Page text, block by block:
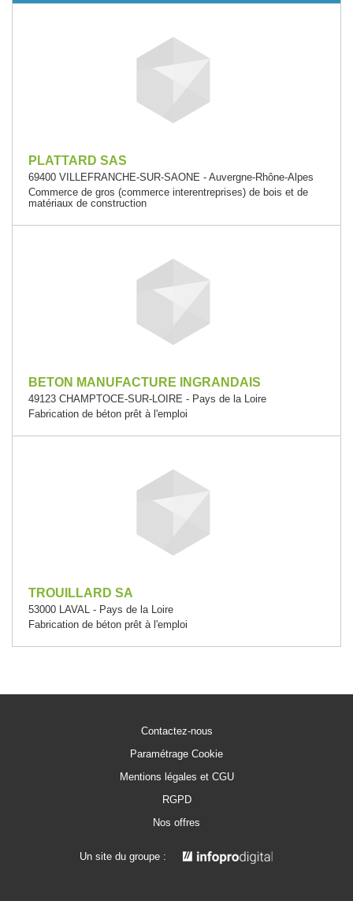
PLATTARD SAS
69400 VILLEFRANCHE-SUR-SAONE - Auvergne-Rhône-Alpes
Commerce de gros (commerce interentreprises) de bois et de
matériaux de construction
BETON MANUFACTURE INGRANDAIS
49123 CHAMPTOCE-SUR-LOIRE - Pays de la Loire
Fabrication de béton prêt à l'emploi
TROUILLARD SA
53000 LAVAL - Pays de la Loire
Fabrication de béton prêt à l'emploi
Contactez-nous
Paramétrage Cookie
Mentions légales et CGU
RGPD
Nos offres
Un site du groupe :